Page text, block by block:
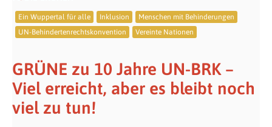
Ein Wuppertal für alle Inklusion
Menschen mit Behinderungen
UN-Behindertenrechtskonvention
Vereinte Nationen
GRÜNE zu 10 Jahre UN-BRK –
Viel erreicht, aber es bleibt noch
viel zu tun!